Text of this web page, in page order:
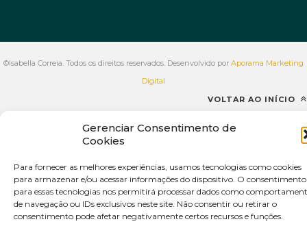
Gerenciar Consentimento de
Cookies
Para fornecer as melhores experiências, usamos tecnologias como cookies
para armazenar e/ou acessar informações do dispositivo. O consentimento
para essas tecnologias nos permitirá processar dados como
de navegação ou IDs exclusivos neste site. Não consentir ou retirar o
consentimento pode afetar negativamente certos recursos e funções.
©Isabella Correia. Todos os direitos reservados. Desenvolvido por Aporama Marketing
Digital
VOLTAR AO INÍCIO